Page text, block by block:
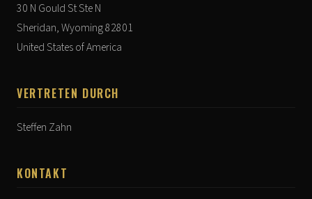
30 N Gould St Ste N
Sheridan, Wyoming 82801
United States of America
VERTRETEN DURCH
Steffen Zahn
KONTAKT